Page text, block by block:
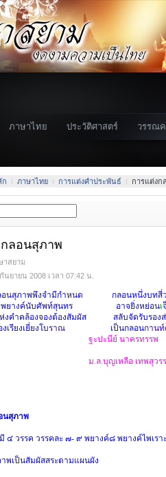
ภาษาไทย ประวัติศาสตร์ วรรณ
ก ภาษาไทย การแต่งคำประพันธ์ การแต่งก
ลอนสุภาพ
าสยาม
นยายน 2008 เวลา 07:42 น.
อนสุภาพพึงจำมีกำหนด กลอนหนึ่งบทสี่
ยางค์นับศัพท์สุนทร
อาจยิ่งหย่อนเ
งคำคล้องจองต้องสัมผัส
สลับจัดรับรอง
เรียงเยี่ยงโบราณ เป็นกลอนกานท
ฐะปะนีย์ นาครทรรพ
ม.ล.บุญเหลือ เทพสุวร
นสุภาพ
๔ วรรค วรรคละ ๗- ๙ พยางค์๘ พยางค์ไพเร
พเป็นสัมผัสสระตามแผนผัง